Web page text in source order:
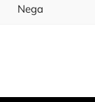
Nega